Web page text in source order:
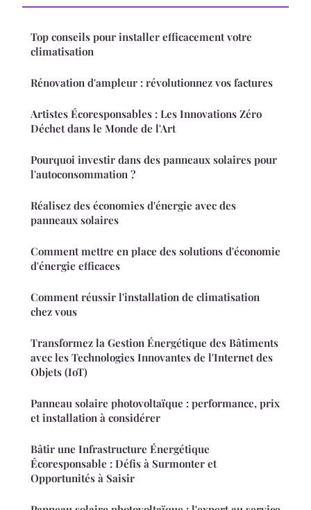
Top conseils pour installer efficacement votre
climatisation
Rénovation d'ampleur : révolutionnez vos factures
Artistes Écoresponsables : Les Innovations Zéro
Déchet dans le Monde de l'Art
Pourquoi investir dans des panneaux solaires pour
l'autoconsommation ?
Réalisez des économies d'énergie avec des
panneaux solaires
Comment mettre en place des solutions d'économie
d'énergie efficaces
Comment réussir l'installation de climatisation
chez vous
Transformez la Gestion Énergétique des Bâtiments
avec les Technologies Innovantes de l'Internet des
Objets (IoT)
Panneau solaire photovoltaïque : performance, prix
et installation à considérer
Bâtir une Infrastructure Énergétique
Écoresponsable : Défis à Surmonter et
Opportunités à Saisir